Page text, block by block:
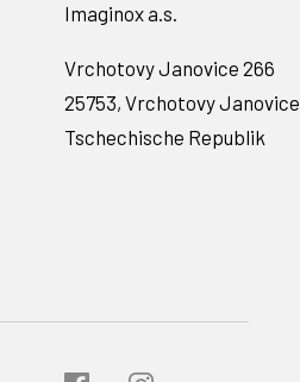
Imaginox a.s.
Vrchotovy Janovice 266
25753, Vrchotovy Janovice
Tschechische Republik